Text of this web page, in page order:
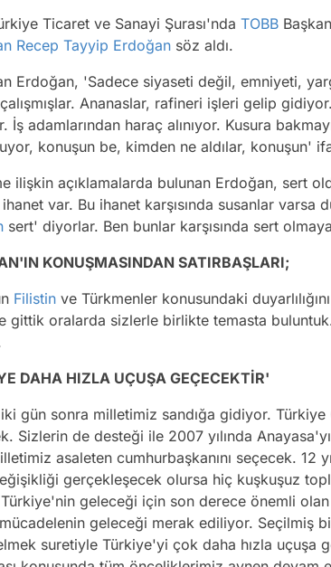
Ticaret ve Sanayi Şurası'nda TOBB
Recep Tayyip Erdoğan söz aldı.
Erdoğan, 'Sadece siyaseti değil, emniyeti,
Ananaslar, rafineri işleri gelip
İş adamlarından haraç alınıyor. Kusura
konuşun be, kimden ne aldılar, konuşun'
ilişkin açıklamalarda bulunan Erdoğan, sert
var. Bu ihanet karşısında susanlar varsa
sert' diyorlar. Ben bunlar karşısında sert
KONUŞMASINDAN SATIRBAŞLARI;
Filistin ve Türkmenler konusundaki
gittik oralarda sizlerle birlikte temasta buluntuk.
DAHA HIZLA UÇUŞA GEÇECEKTİR'
gün sonra milletimiz sandığa gidiyor.
Sizlerin de desteği ile 2007 yılında
asaleten cumhurbaşkanını seçecek. 12
gerçekleşecek olursa hiç kuşkuşuz
geleceği için son derece önemli
geleceği merak ediliyor. Seçilmiş
suretiyle Türkiye'yi çok daha hızla uçuşa